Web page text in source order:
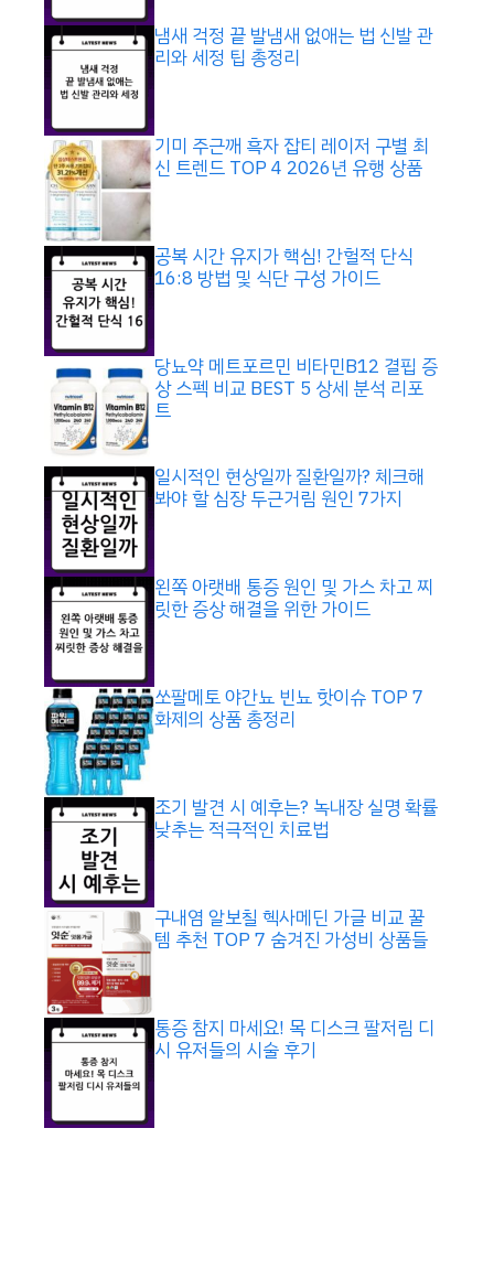
냄새 걱정 끝 발냄새 없애는 법 신발 관
리와 세정 팁 총정리
기미 주근깨 흑자 잡티 레이저 구별 최
신 트렌드 TOP 4 2026년 유행 상품
공복 시간 유지가 핵심! 간헐적 단식
16:8 방법 및 식단 구성 가이드
당뇨약 메트포르민 비타민B12 결핍 증
상 스펙 비교 BEST 5 상세 분석 리포
트
일시적인 현상일까 질환일까? 체크해
봐야 할 심장 두근거림 원인 7가지
왼쪽 아랫배 통증 원인 및 가스 차고 찌
릿한 증상 해결을 위한 가이드
쏘팔메토 야간뇨 빈뇨 핫이슈 TOP 7
화제의 상품 총정리
조기 발견 시 예후는? 녹내장 실명 확률
낮추는 적극적인 치료법
구내염 알보칠 헥사메딘 가글 비교 꿀
템 추천 TOP 7 숨겨진 가성비 상품들
통증 참지 마세요! 목 디스크 팔저림 디
시 유저들의 시술 후기